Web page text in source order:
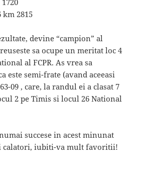
km 2815
devine “campion” al
sa ocupe un meritat loc 4
al FCPR. As vrea sa
este semi-frate (avand aceeasi
09 , care, la randul ei a clasat 7
2 pe Timis si locul 26 National
succese in acest minunat
calatori, iubiti-va mult favoritii!